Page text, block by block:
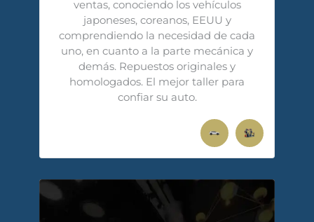
ventas, conociendo los vehículos
japoneses, coreanos, EEUU y
comprendiendo la necesidad de cada
uno, en cuanto a la parte mecánica y
demás. Repuestos originales y
homologados. El mejor taller para
confiar su auto.